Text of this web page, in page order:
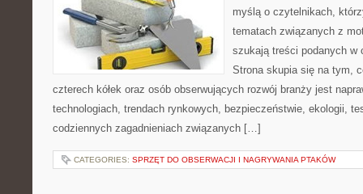
myślą o czytelnikach,
tematach związanych z
szukają treści podanych
Strona skupia się na tym,
czterech kółek oraz osób obserwujących rozwój branży jest
technologiach, trendach rynkowych, bezpieczeństwie, ekologii,
codziennych zagadnieniach związanych […]
CATEGORIES: SPRZĘT DO OBSERWACJI I NAGRYWANIA PTAKÓW